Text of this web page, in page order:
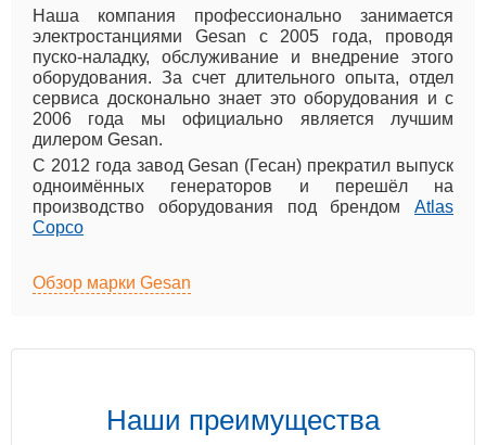
Наша компания профессионально занимается
электростанциями Gesan c 2005 года, проводя
пуско-наладку, обслуживание и внедрение этого
оборудования. За счет длительного опыта, отдел
сервиса досконально знает это оборудования и с
2006 года мы официально является лучшим
дилером Gesan.
С 2012 года завод Gesan (Гесан) прекратил выпуск
одноимённых генераторов и перешёл на
производство оборудования под брендом Atlas
Copco
Обзор марки Gesan
Наши преимущества